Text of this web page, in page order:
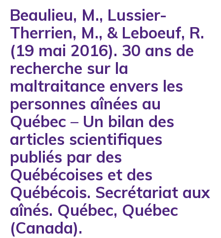
1991
1992
1993
1994
1995
1996
1997
1998
1999
2000
2001
2002
2003
2004
Beaulieu, M., Lussier-
Therrien, M., & Leboeuf, R.
(19 mai 2016). 30 ans de
recherche sur la
maltraitance envers les
personnes aînées au
Québec – Un bilan des
articles scientifiques
publiés par des
Québécoises et des
Québécois. Secrétariat aux
aînés. Québec, Québec
(Canada).